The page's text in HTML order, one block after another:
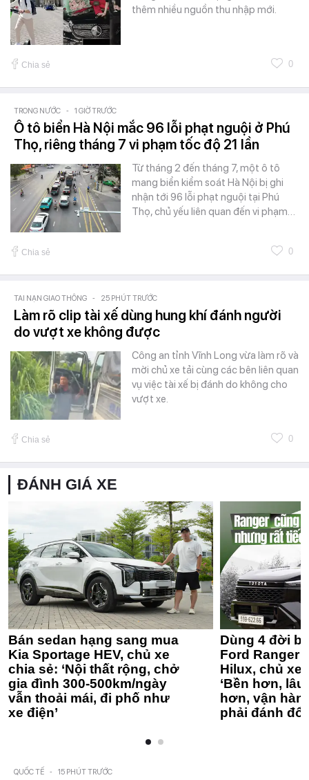
thêm nhiều nguồn thu nhập mới.
Chia sẻ 0
TRONG NƯỚC - 1 GIỜ TRƯỚC
Ô tô biển Hà Nội mắc 96 lỗi phạt nguội ở Phú
Thọ, riêng tháng 7 vi phạm tốc độ 21 lần
Từ tháng 2 đến tháng 7, một ô tô
mang biển kiểm soát Hà Nội bị ghi
nhận tới 96 lỗi phạt nguội tại Phú
Thọ, chủ yếu liên quan đến vi phạm…
Chia sẻ 0
TAI NẠN GIAO THÔNG - 25 PHÚT TRƯỚC
Làm rõ clip tài xế dùng hung khí đánh người
do vượt xe không được
Công an tỉnh Vĩnh Long vừa làm rõ và
mời chủ xe tải cùng các bên liên quan
vụ việc tài xế bị đánh do không cho
vượt xe.
Chia sẻ 0
ĐÁNH GIÁ XE
Bán sedan hạng sang mua
Kia Sportage HEV, chủ xe
chia sẻ: ‘Nội thất rộng, chở
gia đình 300-500km/ngày
vẫn thoải mái, đi phố như
xe điện’
Dùng 4 đời
Ford Ranger
Hilux, chủ xe
‘Bền hơn,
hơn, vận
phải đánh
QUỐC TẾ - 15 PHÚT TRƯỚC